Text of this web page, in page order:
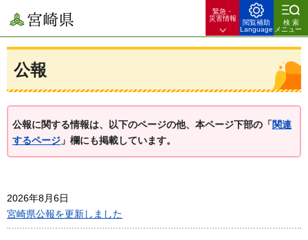
宮崎県
緊急・
災害情報
閲覧補助
Language
検索
メニュー
公報
公報に関する情報は、以下のページの他、本ページ下部の「関連
するページ 」欄にも掲載しています。
2026年8月6日
宮崎県公報を更新しました